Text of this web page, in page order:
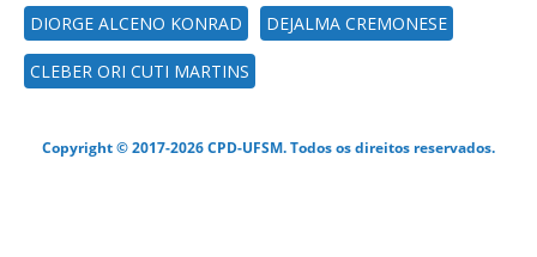
DIORGE ALCENO KONRAD DEJALMA CREMONESE
CLEBER ORI CUTI MARTINS
Copyright © 2017-2026 CPD-UFSM. Todos os direitos reservados.